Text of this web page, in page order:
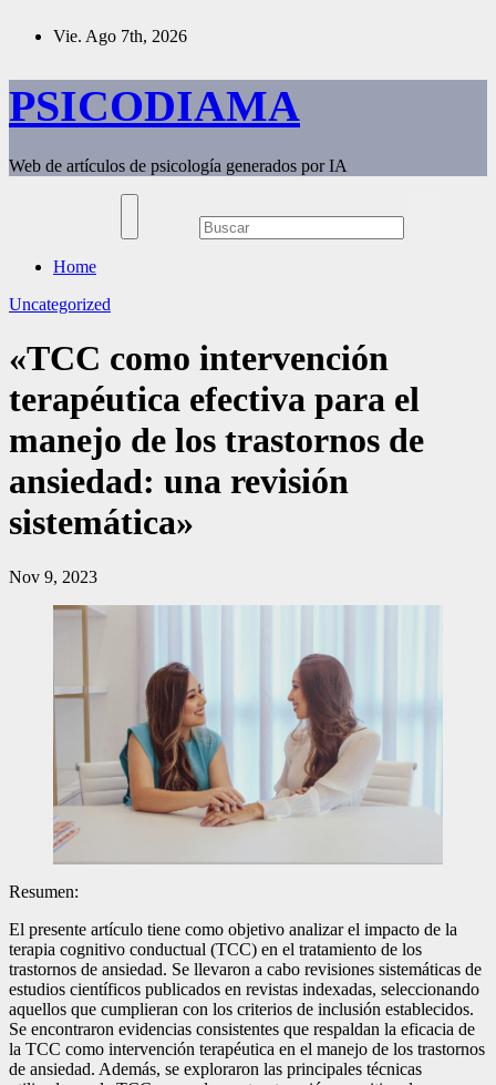
Vie. Ago 7th, 2026
PSICODIAMA
Web de artículos de psicología generados por IA
Home
Uncategorized
«TCC como intervención
terapéutica efectiva para el
manejo de los trastornos de
ansiedad: una revisión
sistemática»
Nov 9, 2023
Resumen:
El presente artículo tiene como objetivo analizar el impacto de la
terapia cognitivo conductual (TCC) en el tratamiento de los
trastornos de ansiedad. Se llevaron a cabo revisiones sistemáticas de
estudios científicos publicados en revistas indexadas, seleccionando
aquellos que cumplieran con los criterios de inclusión establecidos.
Se encontraron evidencias consistentes que respaldan la eficacia de
la TCC como intervención terapéutica en el manejo de los trastornos
de ansiedad. Además, se exploraron las principales técnicas